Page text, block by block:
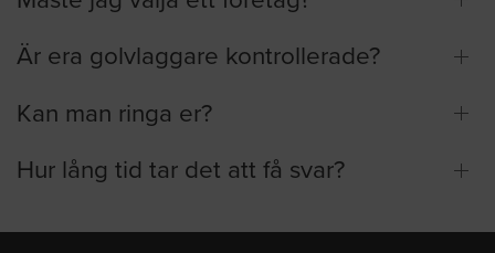
Är era golvlaggare kontrollerade?
Kan man ringa er?
Hur lång tid tar det att få svar?